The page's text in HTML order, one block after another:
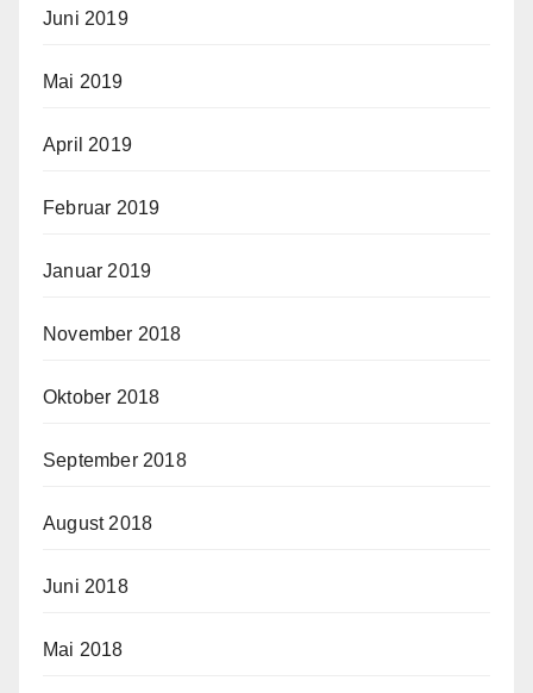
Juni 2019
Mai 2019
April 2019
Februar 2019
Januar 2019
November 2018
Oktober 2018
September 2018
August 2018
Juni 2018
Mai 2018